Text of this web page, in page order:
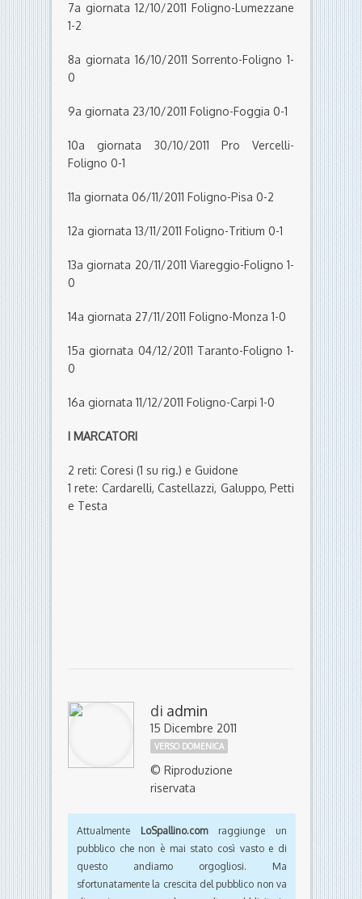
7a giornata 12/10/2011 Foligno-Lumezzane
1-2
8a giornata 16/10/2011 Sorrento-Foligno 1-
0
9a giornata 23/10/2011 Foligno-Foggia 0-1
10a giornata 30/10/2011 Pro Vercelli-
Foligno 0-1
11a giornata 06/11/2011 Foligno-Pisa 0-2
12a giornata 13/11/2011 Foligno-Tritium 0-1
13a giornata 20/11/2011 Viareggio-Foligno 1-
0
14a giornata 27/11/2011 Foligno-Monza 1-0
15a giornata 04/12/2011 Taranto-Foligno 1-
0
16a giornata 11/12/2011 Foligno-Carpi 1-0
I MARCATORI
2 reti: Coresi (1 su rig.) e Guidone
1 rete: Cardarelli, Castellazzi, Galuppo, Petti
e Testa
di admin
15 Dicembre 2011
VERSO DOMENICA
© Riproduzione
riservata
Attualmente LoSpallino.comraggiunge un
pubblico che non è mai stato così vasto e di
questo andiamo orgogliosi. Ma
sfortunatamente la crescita del pubblico non va